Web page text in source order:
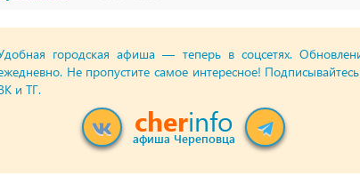
городская афиша — теперь в соцсетях.
Не пропустите самое интересное!
и ТГ.
cherinfo
афиша Череповца